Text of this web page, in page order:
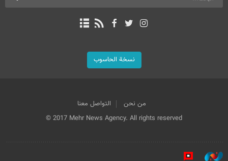
نسخة الحاسوب
من نحن
التواصل معنا
© 2017 Mehr News Agency. All rights reserved